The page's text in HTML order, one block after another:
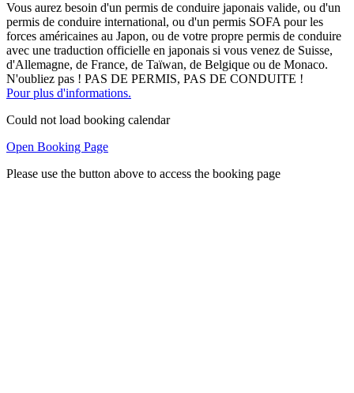
Vous aurez besoin d'un permis de conduire japonais valide, ou d'un
permis de conduire international, ou d'un permis SOFA pour les
forces américaines au Japon, ou de votre propre permis de conduire
avec une traduction officielle en japonais si vous venez de Suisse,
d'Allemagne, de France, de Taïwan, de Belgique ou de Monaco.
N'oubliez pas ! PAS DE PERMIS, PAS DE CONDUITE !
Pour plus d'informations.
Could not load booking calendar
Open Booking Page
Please use the button above to access the booking page